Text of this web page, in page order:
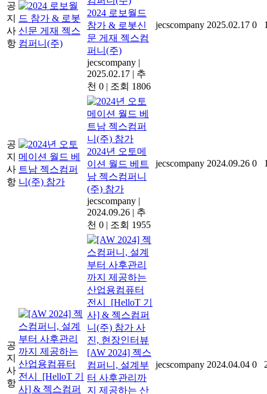
공
지
사
항
2024 로보월드
참가 & 로봇신
문 게재 젝스컴
퍼니(주)
jecscompany |
2025.02.17 | 추
천 0 | 조회 1806
jecscompany 2025.02.17 0
공
지
사
항
2024년 오토메
이션 월드 베트
남 젝스컴퍼니
(주) 참가
jecscompany |
2024.09.26 | 추
천 0 | 조회 1955
jecscompany 2024.09.26 0
공
지
사
항
[AW 2024] 젝스
컴퍼니, 설계부
터 사후관리까
지 제공하는 산
jecscompany 2024.04.04 0